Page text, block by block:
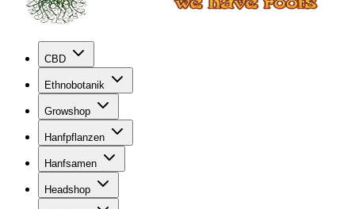
CBD
Ethnobotanik
Growshop
Hanfpflanzen
Hanfsamen
Headshop